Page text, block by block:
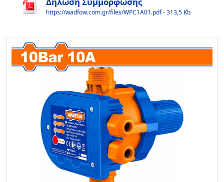
https://wadfow.com.gr/files/WPC1A01.pdf - 313,5 Kb